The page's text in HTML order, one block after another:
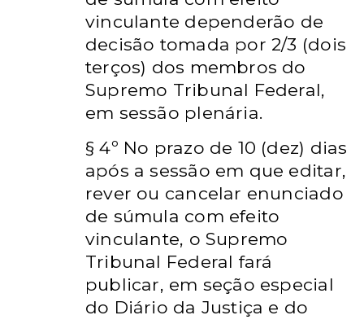
vinculante dependerão de
decisão tomada por 2/3 (dois
terços) dos membros do
Supremo Tribunal Federal,
em sessão plenária.
§ 4º No prazo de 10 (dez) dias
após a sessão em que editar,
rever ou cancelar enunciado
de súmula com efeito
vinculante, o Supremo
Tribunal Federal fará
publicar, em seção especial
do Diário da Justiça e do